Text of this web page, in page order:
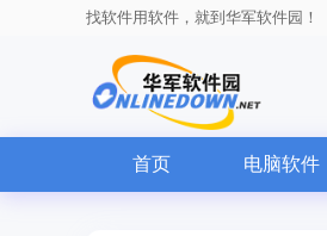
找软件用软件，就到华军软件园！
首页 电脑软件